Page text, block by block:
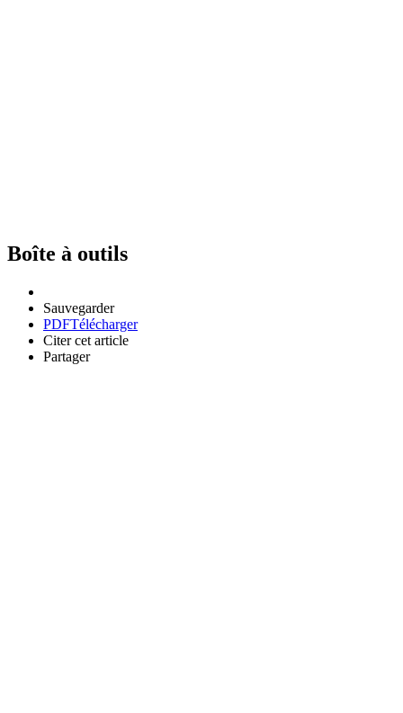
Boîte à outils
Sauvegarder
PDFTélécharger
Citer cet article
Partager